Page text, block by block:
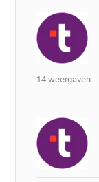
14 weergaven